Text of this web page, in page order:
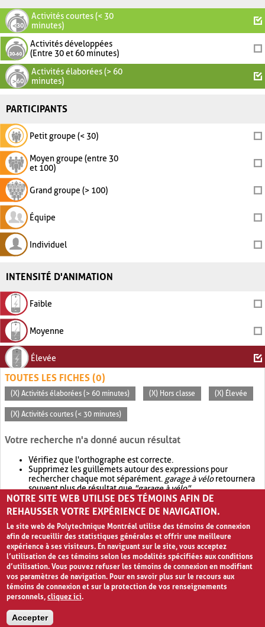
Activités courtes (< 30
minutes)
Activités développées
(Entre 30 et 60 minutes)
Activités élaborées (> 60
minutes)
PARTICIPANTS
Petit groupe (< 30)
Moyen groupe (entre 30
et 100)
Grand groupe (> 100)
Équipe
Individuel
INTENSITÉ D'ANIMATION
Faible
Moyenne
Élevée
TOUTES LES FICHES (0)
(X) Activités élaborées (> 60 minutes) (X) Hors classe (X) Élevée
(X) Activités courtes (< 30 minutes)
Votre recherche n'a donné aucun résultat
Vérifiez que l'orthographe est correcte.
Supprimez les guillemets autour des expressions pour
rechercher chaque mot séparément. garage à véloretournera
souvent plus de résultat que"garage à vélo".
Envisagez d'élargir votre recherche avec OR.garage OR vélo
retournera souvent plus de résultat quegarage à vélo
NOTRE SITE WEB UTILISE DES TÉMOINS AFIN DE
REHAUSSER VOTRE EXPÉRIENCE DE NAVIGATION.
Le site web de Polytechnique Montréal utilise des témoins de connexion
afin de recueillir des statistiques générales et offrir une meilleure
expérience à ses visiteurs. En naviguant sur le site, vous acceptez
l’utilisation de ces témoins selon les modalités spécifiées aux conditions
d’utilisation. Vous pouvez refuser les témoins de connexion en modifiant
vos paramètres de navigation. Pour en savoir plus sur le recours aux
témoins de connexion et sur la protection de vos renseignements
personnels,cliquez ici.
Accepter